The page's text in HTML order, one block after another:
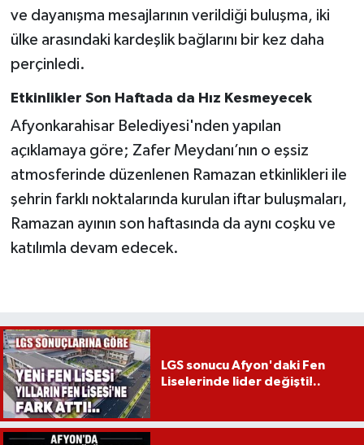
ve dayanışma mesajlarının verildiği buluşma, iki
ülke arasındaki kardeşlik bağlarını bir kez daha
perçinledi.
Etkinlikler Son Haftada da Hız Kesmeyecek
Afyonkarahisar Belediyesi'nden yapılan
açıklamaya göre; Zafer Meydanı’nın o eşsiz
atmosferinde düzenlenen Ramazan etkinlikleri ile
şehrin farklı noktalarında kurulan iftar buluşmaları,
Ramazan ayının son haftasında da aynı coşku ve
katılımla devam edecek.
LGS sonucu Afyon'daki Fen
Liselerinde lider değişti!..